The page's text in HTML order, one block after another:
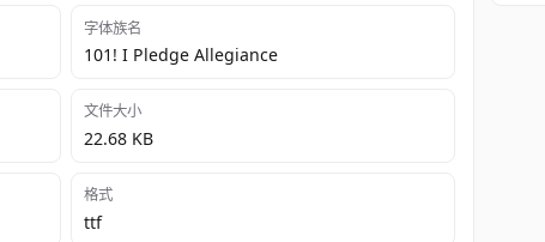
字体族名
101! I Pledge Allegiance
文件大小
22.68 KB
格式
ttf